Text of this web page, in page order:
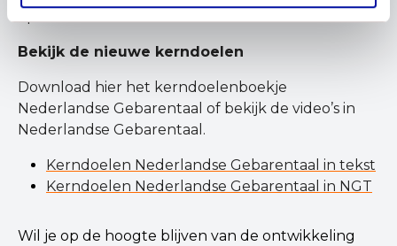
Bekijk de nieuwe kerndoelen
Download hier het kerndoelenboekje
Nederlandse Gebarentaal of bekijk de video’s in
Nederlandse Gebarentaal.
Kerndoelen Nederlandse Gebarentaal in tekst
Kerndoelen Nederlandse Gebarentaal in NGT
Wil je op de hoogte blijven van de ontwikkeling